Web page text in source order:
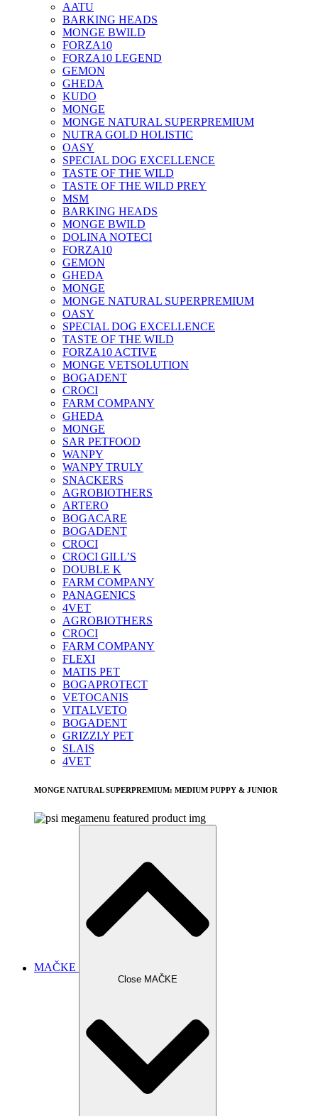
AATU
BARKING HEADS
MONGE BWILD
FORZA10
FORZA10 LEGEND
GEMON
GHEDA
KUDO
MONGE
MONGE NATURAL SUPERPREMIUM
NUTRA GOLD HOLISTIC
OASY
SPECIAL DOG EXCELLENCE
TASTE OF THE WILD
TASTE OF THE WILD PREY
MSM
BARKING HEADS
MONGE BWILD
DOLINA NOTECI
FORZA10
GEMON
GHEDA
MONGE
MONGE NATURAL SUPERPREMIUM
OASY
SPECIAL DOG EXCELLENCE
TASTE OF THE WILD
FORZA10 ACTIVE
MONGE VETSOLUTION
BOGADENT
CROCI
FARM COMPANY
GHEDA
MONGE
SAR PETFOOD
WANPY
WANPY TRULY
SNACKERS
AGROBIOTHERS
ARTERO
BOGACARE
BOGADENT
CROCI
CROCI GILL’S
DOUBLE K
FARM COMPANY
PANAGENICS
4VET
AGROBIOTHERS
CROCI
FARM COMPANY
FLEXI
MATIS PET
BOGAPROTECT
VETOCANIS
VITALVETO
BOGADENT
GRIZZLY PET
SLAIS
4VET
MONGE NATURAL SUPERPREMIUM: MEDIUM PUPPY & JUNIOR
MAČKE
Close MAČKE